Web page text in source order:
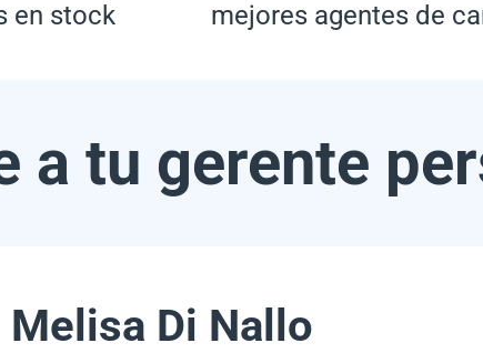
en stock
mejores agentes de
a tu gerente
Melisa Di Nallo